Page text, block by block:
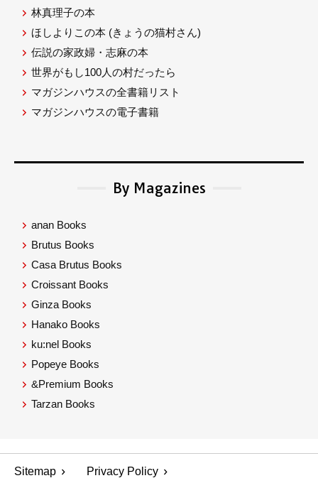
林真理子の本
ほしよりこの本 (きょうの猫村さん)
伝説の家政婦・志麻の本
世界がもし100人の村だったら
マガジンハウスの全書籍リスト
マガジンハウスの電子書籍
By Magazines
anan Books
Brutus Books
Casa Brutus Books
Croissant Books
Ginza Books
Hanako Books
ku:nel Books
Popeye Books
&Premium Books
Tarzan Books
Sitemap Privacy Policy